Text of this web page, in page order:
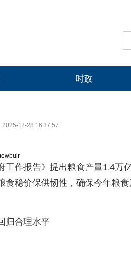
时政
2025-12-28 16:37:57
工作报告》提出粮食产量1.4万
食稳价保供韧性，确保今年粮
归合理水平